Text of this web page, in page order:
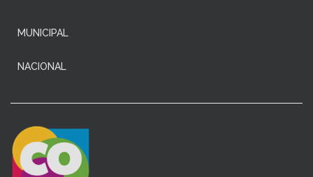
MUNICIPAL
NACIONAL